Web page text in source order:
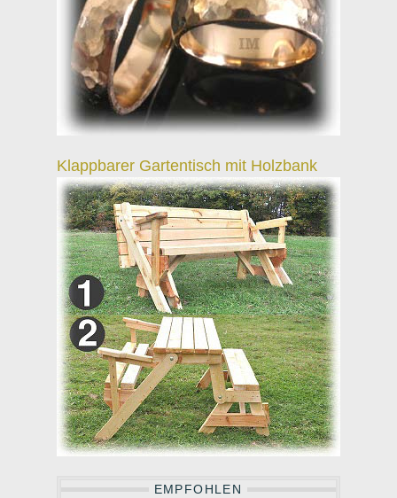
Klappbarer Gartentisch mit Holzbank
EMPFOHLEN